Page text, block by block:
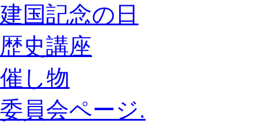
建国記念の日
歴史講座
催し物
委員会ページ.